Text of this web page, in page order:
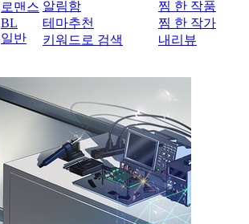
로맨스
BL
일반
알림함
테마추천
키워드로 검색
찜 한 작품
찜 한 작가
내리뷰